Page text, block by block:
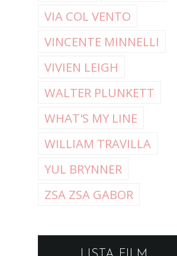
VIA COL VENTO
VINCENTE MINNELLI
VIVIEN LEIGH
WALTER PLUNKETT
WHAT'S MY LINE
WILLIAM TRAVILLA
YUL BRYNNER
ZSA ZSA GABOR